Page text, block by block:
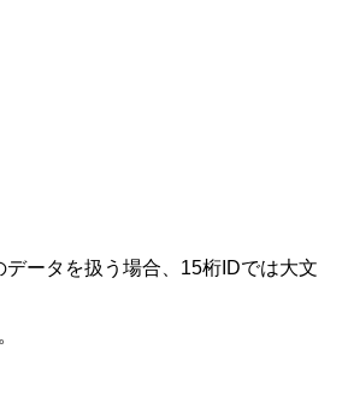
ータを扱う場合、15桁IDでは大文